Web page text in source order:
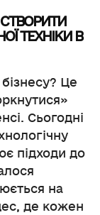
СТВОРИТИ
ТЕХНІКИ В
Це
Сьогодні
підходи до
на
де кожен